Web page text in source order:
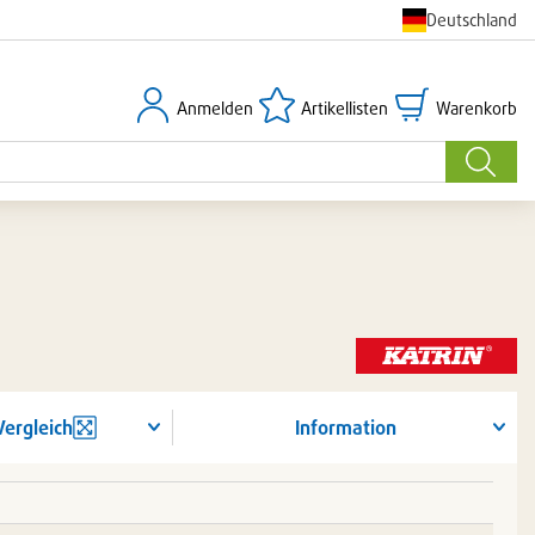
Deutschland
Suche
Anmelden
Anmelden Artikellisten
Artikellisten Warenkorb
Warenkorb
Information